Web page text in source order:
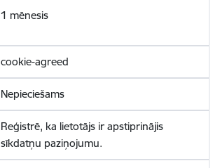
1 mēnesis
cookie-agreed
Nepieciešams
Reģistrē, ka lietotājs ir apstiprinājis
sīkdatņu paziņojumu.